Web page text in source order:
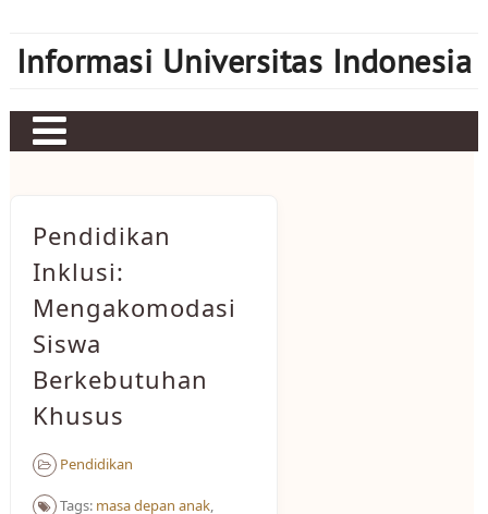
content
Informasi Universitas Indonesia
Sbobet
Mahjong Ways 2
Server Kamboja
Server Thailand
Pendidikan
Inklusi:
Mengakomodasi
Siswa
Berkebutuhan
Khusus
Pendidikan
Tags: masa depan anak,